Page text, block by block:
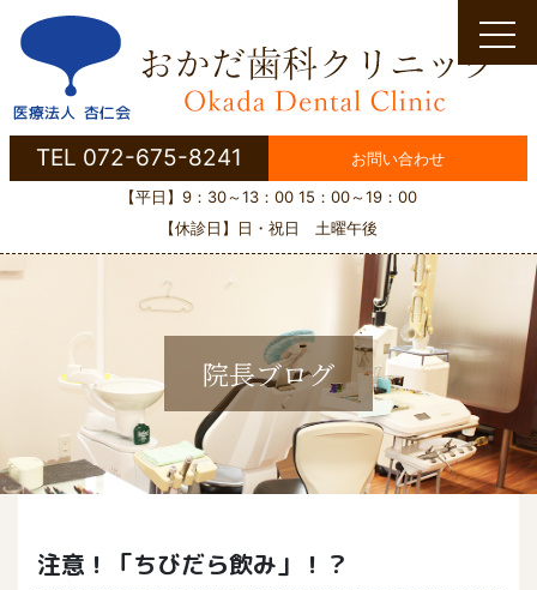
Skip
content
TEL 072-675-8241
お問い合わせ
【平日】9：30～13：00 15：00～19：00
【休診日】日・祝日 土曜午後
院長ブログ
注意！「ちびだら飲み」！？